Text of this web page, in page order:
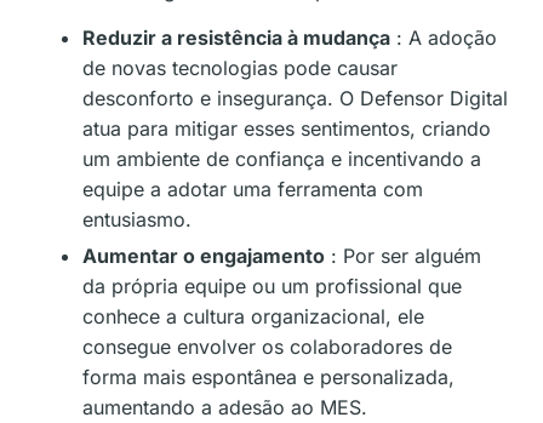
Reduzir a resistência à mudança : A adoção
de novas tecnologias pode causar
desconforto e insegurança. O Defensor Digital
atua para mitigar esses sentimentos, criando
um ambiente de confiança e incentivando a
equipe a adotar uma ferramenta com
entusiasmo.
Aumentar o engajamento : Por ser alguém
da própria equipe ou um profissional que
conhece a cultura organizacional, ele
consegue envolver os colaboradores de
forma mais espontânea e personalizada,
aumentando a adesão ao MES.